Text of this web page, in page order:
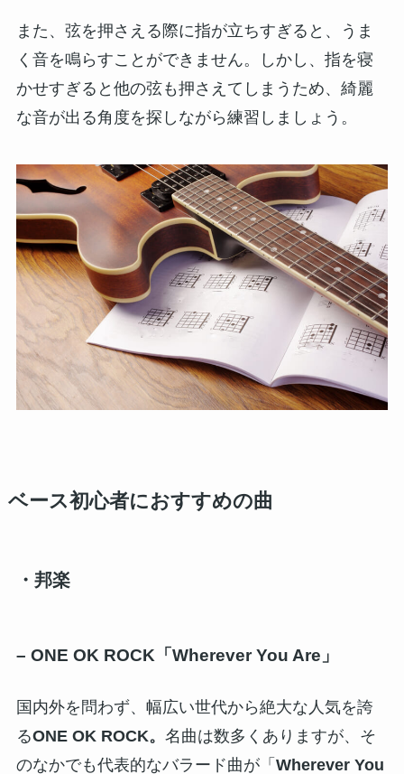
また、弦を押さえる際に指が立ちすぎると、うま
く音を鳴らすことができません。しかし、指を寝
かせすぎると他の弦も押さえてしまうため、綺麗
な音が出る角度を探しながら練習しましょう。
ベース初心者におすすめの曲
・邦楽
– ONE OK ROCK「Wherever You Are」
国内外を問わず、幅広い世代から絶大な人気を誇
るONE OK ROCK。 名曲は数多くありますが、そ
のなかでも代表的なバラード曲が「 Wherever You